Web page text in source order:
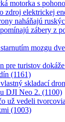
motorka s
zdroj elektrickej
naháňajú
zábery z
mozgu
pre turistov
(1161)
skladací
DJI Neo 2. (1100)
už vedeli
(1003)